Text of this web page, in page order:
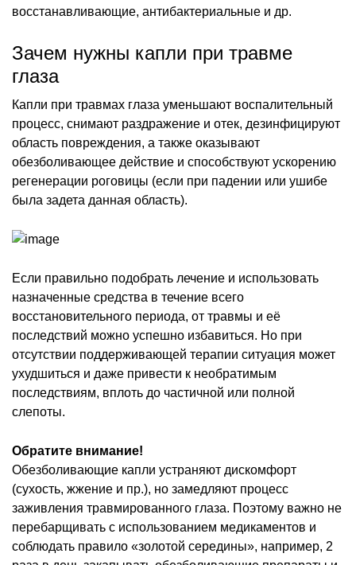
восстанавливающие, антибактериальные и др.
Зачем нужны капли при травме
глаза
Капли при травмах глаза уменьшают воспалительный
процесс, снимают раздражение и отек, дезинфицируют
область повреждения, а также оказывают
обезболивающее действие и способствуют ускорению
регенерации роговицы (если при падении или ушибе
была задета данная область).
Если правильно подобрать лечение и использовать
назначенные средства в течение всего
восстановительного периода, от травмы и её
последствий можно успешно избавиться. Но при
отсутствии поддерживающей терапии ситуация может
ухудшиться и даже привести к необратимым
последствиям, вплоть до частичной или полной
слепоты.
Обратите внимание!
Обезболивающие капли устраняют дискомфорт
(сухость, жжение и пр.), но замедляют процесс
заживления травмированного глаза. Поэтому важно не
перебарщивать с использованием медикаментов и
соблюдать правило «золотой середины», например, 2